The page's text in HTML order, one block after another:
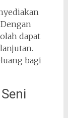
dapat
bagi